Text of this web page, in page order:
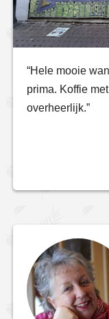
“Hele mooie
prima. Koffie
overheerlijk.”